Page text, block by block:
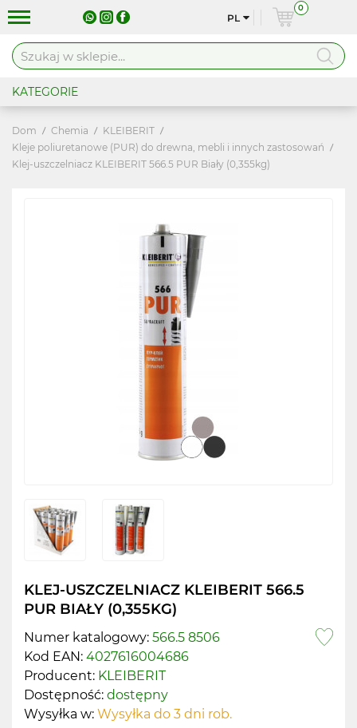
PL
0
KATEGORIE
Dom Chemia
KLEIBERIT
Kleje poliuretanowe (PUR) do drewna, mebli i innych zastosowań
Klej-uszczelniacz KLEIBERIT 566.5 PUR Biały (0,355kg)
KLEJ-USZCZELNIACZ KLEIBERIT 566.5
PUR BIAŁY (0,355KG)
Numer katalogowy: 566.5 8506
Kod EAN: 4027616004686
Producent: KLEIBERIT
Dostępność: dostępny
Wysyłka w: Wysyłka do 3 dni rob.